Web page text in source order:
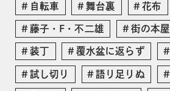
自転車 舞台裏 花布
藤子・F・不二雄 街の本屋
装丁 覆水盆に返らず
試し切り 語り足りぬ